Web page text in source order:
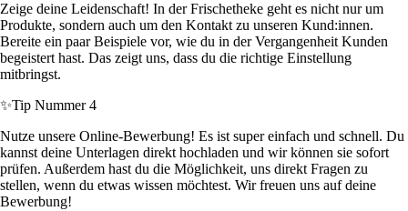
Zeige deine Leidenschaft! In der Frischetheke geht es nicht nur um
Produkte, sondern auch um den Kontakt zu unseren Kund:innen.
Bereite ein paar Beispiele vor, wie du in der Vergangenheit Kunden
begeistert hast. Das zeigt uns, dass du die richtige Einstellung
mitbringst.
✨Tip Nummer 4
Nutze unsere Online-Bewerbung! Es ist super einfach und schnell. Du
kannst deine Unterlagen direkt hochladen und wir können sie sofort
prüfen. Außerdem hast du die Möglichkeit, uns direkt Fragen zu
stellen, wenn du etwas wissen möchtest. Wir freuen uns auf deine
Bewerbung!